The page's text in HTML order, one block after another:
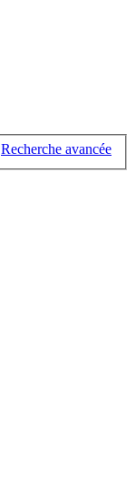
Recherche avancée